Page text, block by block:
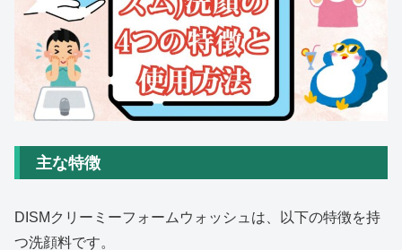
主な特徴
DISMクリーミーフォームウォッシュは、以下の特徴を持
つ洗顔料です。